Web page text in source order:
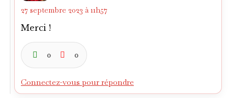
27 septembre 2023 à 11h57
Merci !
0 0
Connectez-vous pour répondre